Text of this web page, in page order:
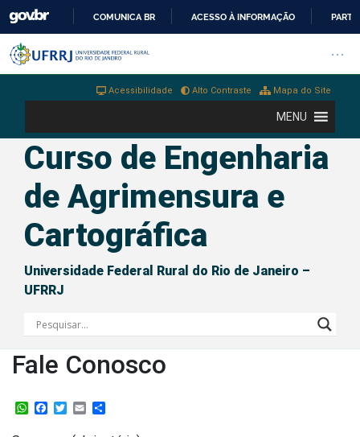
CONTEÚDO
COMUNICA BR ACESSO À INFORMAÇÃO
Pular barra institucional
Barra institucional da
Mapa do Site
Alto Contraste
Acessibilidade
MENU
Curso de Engenharia
de Agrimensura e
Cartográfica
Universidade Federal Rural do Rio de Janeiro –
UFRRJ
Fale Conosco
WhatsApp
Facebook
Twitter
Email